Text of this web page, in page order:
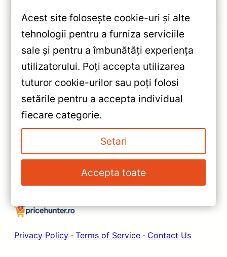
«Navigație Auto Teyes CC2 Plus
Opel Insignia 2008-2013 9″
QLED, 4+32GB — Recenzie
Detaliată, Testare &
Recomandări
Navigatie Auto Teyes CC2 Plus
Nissan Patrol Y62 2010-2020
4+32GB 9″ QLED Octa-core
1.8Ghz, Android 4G Bluetooth
5.1 DSP — Recenzie Detaliată,
Testare & Recomandări
Privacy Policy · Terms of Service · Contact Us
Acest site folosește cookie-uri și alte
tehnologii pentru a furniza serviciile
sale și pentru a îmbunătăți experiența
utilizatorului. Poți accepta utilizarea
tuturor cookie-urilor sau poți folosi
setările pentru a accepta individual
fiecare categorie.
Setari
Accepta toate